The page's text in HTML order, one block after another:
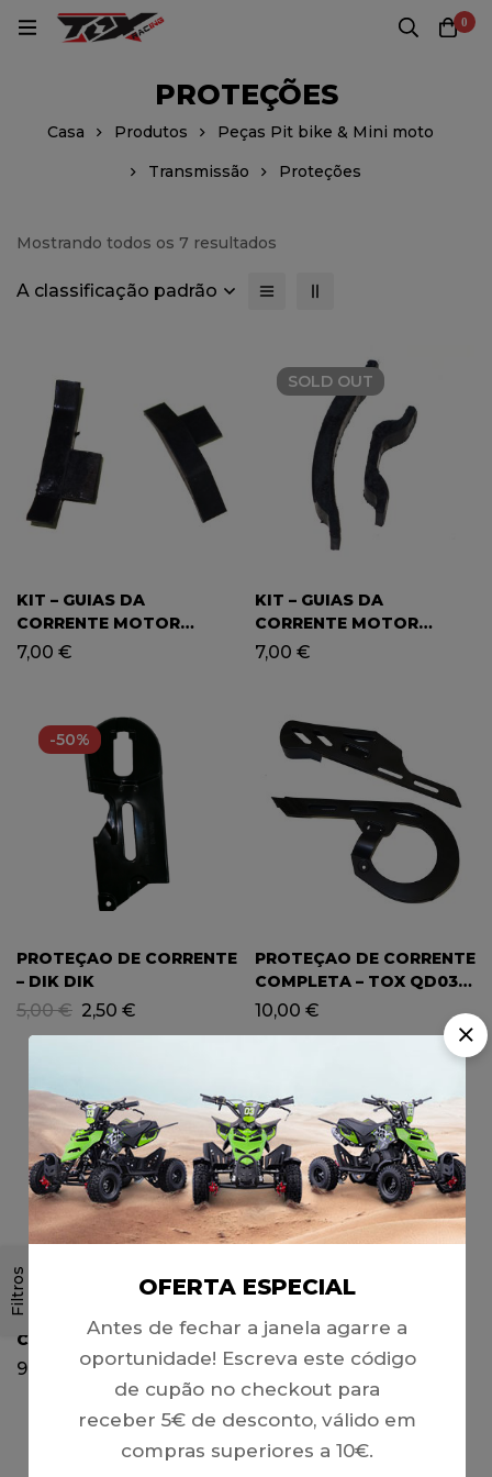
0
PROTEÇÕES
Casa Produtos
Peças Pit bike & Mini moto
Transmissão
Proteções
Filtros
Mostrando todos os 7 resultados
A classificação padrão
KIT – GUIAS DA
CORRENTE MOTOR
ARRANQUE (P/ BAIXO)
7,00 €
SOLD OUT
KIT – GUIAS DA
CORRENTE MOTOR
ARRANQUE (P/ CIMA) ATV
7,00 €
-50%
PROTEÇAO DE CORRENTE
– DIK DIK
5,00€ 2,50 €
PROTEÇAO DE CORRENTE
COMPLETA – TOX QD03 /
49
10,00 €
PROTEÇÃO DE
CORRENTE, PITBIKE
(MD02)
9,90
TENSOR DE CORRENTE
(KIT COMPLETO)
SUPERMOTARD 49
10,00€
OFERTA ESPECIAL
Antes de fechar a janela agarre a
oportunidade! Escreva este código
de cupão no checkout para
receber 5€ de desconto, válido em
compras superiores a 10€.